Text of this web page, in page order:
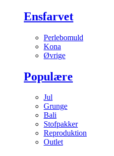
Ensfarvet
Perlebomuld
Kona
Øvrige
Populære
Jul
Grunge
Bali
Stofpakker
Reproduktion
Outlet